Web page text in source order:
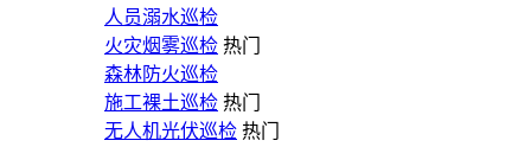
人员溺水巡检
火灾烟雾巡检 热门
森林防火巡检
施工裸土巡检 热门
无人机光伏巡检 热门